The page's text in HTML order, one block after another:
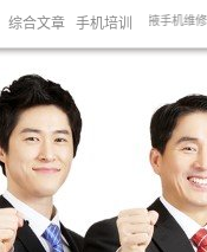
综合文章 手机培训
掖手机维修培训学校,天水手